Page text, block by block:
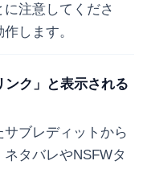
注意してくださ
します。
ク」と表示される
ブレディットから
タバレやNSFWタ